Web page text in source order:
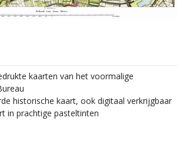
kaarten van het voormalige
historische kaart, ook digitaal verkrijgbaar
in prachtige pasteltinten